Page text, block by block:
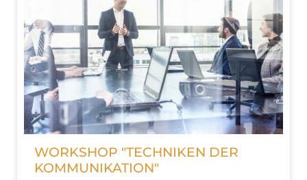
WORKSHOP "TECHNIKEN DER
KOMMUNIKATION"